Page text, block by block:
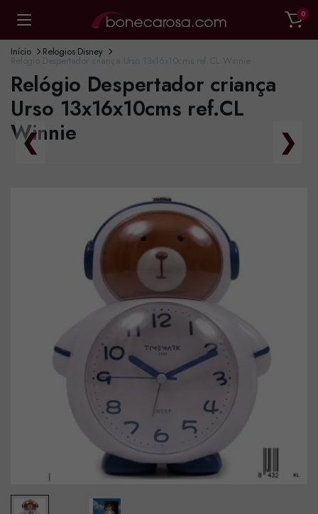
0
Início Relogios Disney
Relógio Despertador criança Urso 13x16x10cms ref.CL Winnie
Relógio Despertador criança
Urso 13x16x10cms ref.CL
Winnie
❮ ❯